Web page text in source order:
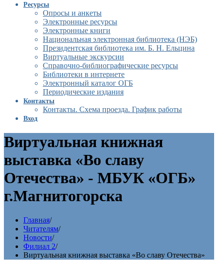
Ресурсы
Опросы и анкеты
Электронные ресурсы
Электронные книги
Национальная электронная библиотека (НЭБ)
Президентская библиотека им. Б. Н. Ельцина
Виртуальные экскурсии
Справочно-библиографические ресурсы
Библиотеки в интернете
Электронный каталог ОГБ
Периодические издания
Контакты
Контакты. Схема проезда. График работы
Вход
Виртуальная книжная
выставка «Во славу
Отечества» - МБУК «ОГБ»
г.Магнитогорска
Главная/
Читателям/
Новости/
Филиал 2/
Виртуальная книжная выставка «Во славу Отечества»